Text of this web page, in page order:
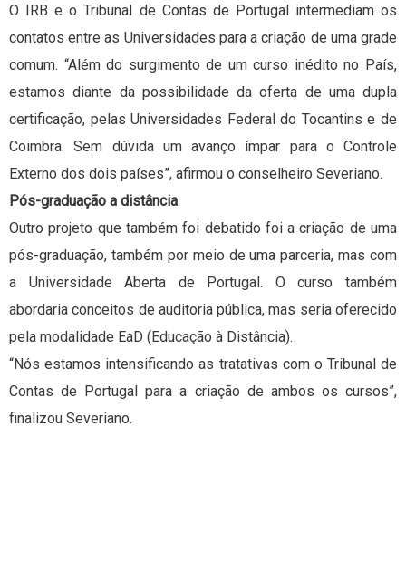
O IRB e o Tribunal de Contas de Portugal intermediam os
contatos entre as Universidades para a criação de uma grade
comum. “Além do surgimento de um curso inédito no País,
estamos diante da possibilidade da oferta de uma dupla
certificação, pelas Universidades Federal do Tocantins e de
Coimbra. Sem dúvida um avanço ímpar para o Controle
Externo dos dois países”, afirmou o conselheiro Severiano.
Pós-graduação a distância
Outro projeto que também foi debatido foi a criação de uma
pós-graduação, também por meio de uma parceria, mas com
a Universidade Aberta de Portugal. O curso também
abordaria conceitos de auditoria pública, mas seria oferecido
pela modalidade EaD (Educação à Distância).
“Nós estamos intensificando as tratativas com o Tribunal de
Contas de Portugal para a criação de ambos os cursos”,
finalizou Severiano.